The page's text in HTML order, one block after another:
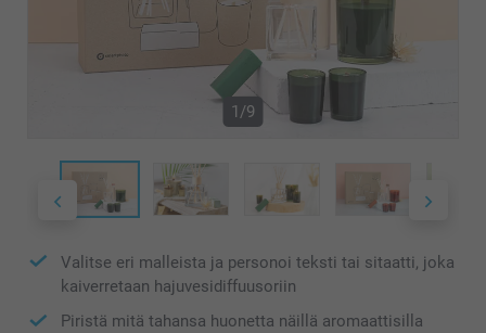
1/9
Valitse eri malleista ja personoi teksti tai sitaatti, joka
kaiverretaan hajuvesidiffuusoriin
Piristä mitä tahansa huonetta näillä aromaattisilla